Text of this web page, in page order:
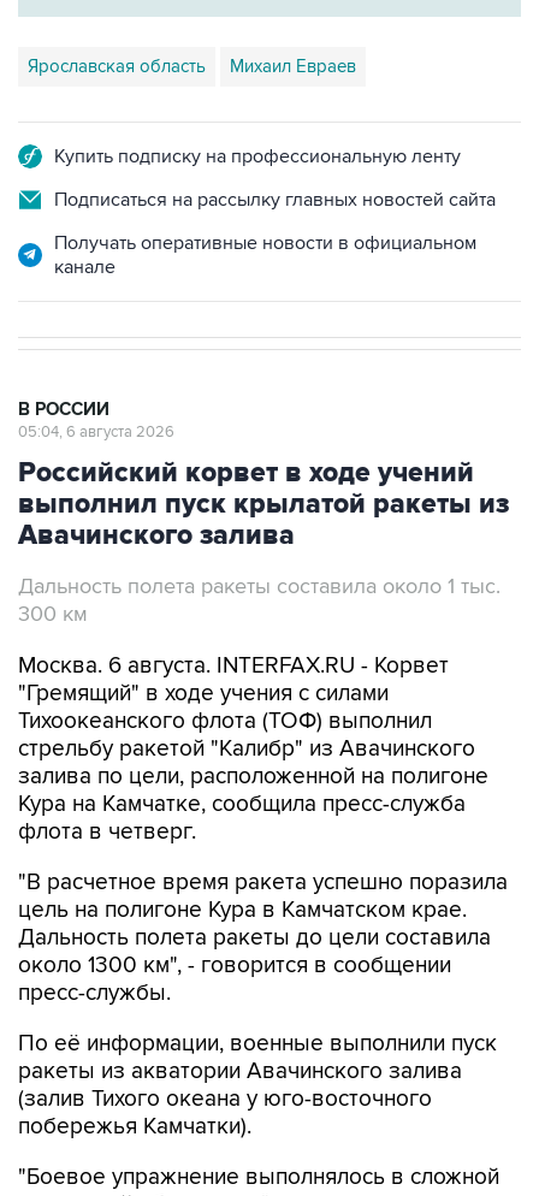
Ярославская область Михаил Евраев
Купить подписку на профессиональную ленту
Подписаться на рассылку главных новостей сайта
Получать оперативные новости в официальном
канале
В РОССИИ
05:04, 6 августа 2026
Российский корвет в ходе учений
выполнил пуск крылатой ракеты из
Авачинского залива
Дальность полета ракеты составила около 1 тыс.
300 км
Москва. 6 августа. INTERFAX.RU - Корвет
"Гремящий" в ходе учения с силами
Тихоокеанского флота (ТОФ) выполнил
стрельбу ракетой "Калибр" из Авачинского
залива по цели, расположенной на полигоне
Кура на Камчатке, сообщила пресс-служба
флота в четверг.
"В расчетное время ракета успешно поразила
цель на полигоне Кура в Камчатском крае.
Дальность полета ракеты до цели составила
около 1300 км", - говорится в сообщении
пресс-службы.
По её информации, военные выполнили пуск
ракеты из акватории Авачинского залива
(залив Тихого океана у юго-восточного
побережья Камчатки).
"Боевое упражнение выполнялось в сложной